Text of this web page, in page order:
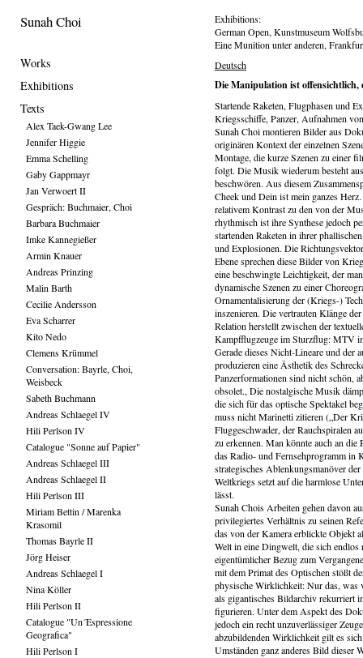
Sunah Choi
Works
Exhibitions
Texts
Alex Taek-Gwang Lee
Jennifer Higgie
Emma Schelling
Gaby Gappmayr
Jan Verwoert II
Gespräch: Buchmaier, Choi
Barbara Buchmaier
Imke Kannegießer
Armin Knauer
Andreas Prinzing
Malin Barth
Cecilie Andersson
Eva Scharrer
Kito Nedo
Clemens Krümmel
Conversation: Bayrle, Choi,
Weisbeck
Sabeth Buchmann
Andreas Schlaegel IV
Hili Perlson IV
Catalogue "Sonne auf Papier"
Andreas Schlaegel III
Andreas Schlaegel II
Hili Perlson III
Miriam Bettin / Marenka
Krasomil
Thomas Bayrle II
Jörg Heiser
Andreas Schlaegel I
Nina Köller
Hili Perlson II
Catalogue "Un´Espressione
Geografica"
Hili Perlson I
Exhibitions:
German Open, Kunstmuseum
Eine Munition unter anderen,
Deutsch
Die Manipulation ist offensichtlich,
Startende Raketen, Flugphasen und
Kriegsschiffe, Panzer, Aufnahmen
Sunah Choi montieren Bilder aus
originären Kontext der einzelnen
Montage, die kurze Szenen zu einer
folgt. Die Musik wiederum besteht
beschwören. Aus diesem
Cheek und Dein ist mein ganzes
relativem Kontrast zu den von der
rhythmisch ist ihre Synthese jedoch
startenden Raketen in ihrer
und Explosionen. Die
Ebene sprechen diese Bilder von
eine beschwingte Leichtigkeit, der
dynamische Szenen zu einer
Ornamentalisierung der (Kriegs-)
inszenieren. Die vertrauten Klänge
Relation herstellt zwischen der
Kampfflugzeuge im Sturzflug: MTV
Gerade dieses Nicht-Lineare und der
produzieren eine Ästhetik des
Panzerformationen sind nicht schön,
obsolet., Die nostalgische Musik
die sich für das optische Spektakel
muss nicht Marinetti zitieren („Der
Fluggeschwader, der Rauchspiralen
zu erkennen. Man könnte auch an
das Radio- und Fernsehprogramm in
strategisches Ablenkungsmanöver
Weltkriegs setzt auf die harmlose
lässt.
Sunah Chois Arbeiten gehen davon
privilegiertes Verhältnis zu seinen
das von der Kamera erblickte Objekt
Welt in eine Dingwelt, die sich endlos
eigentümlicher Bezug zum
mit dem Primat des Optischen stößt
physische Wirklichkeit: Nur das, was
als gigantisches Bildarchiv rekurriert
figurieren. Unter dem Aspekt des
jedoch ein recht unzuverlässiger
abzubildenden Wirklichkeit gilt es
Umständen ganz anderes Bild dieser